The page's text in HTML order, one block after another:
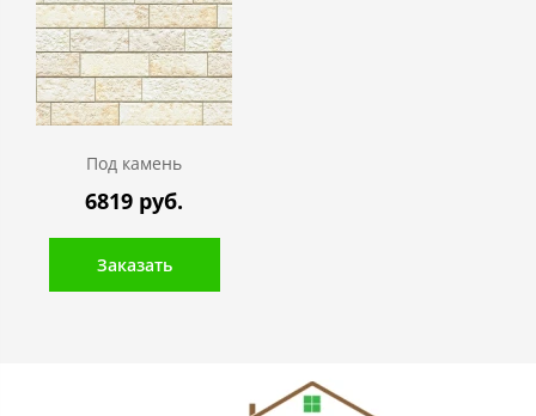
Под камень
6819 руб.
Заказать